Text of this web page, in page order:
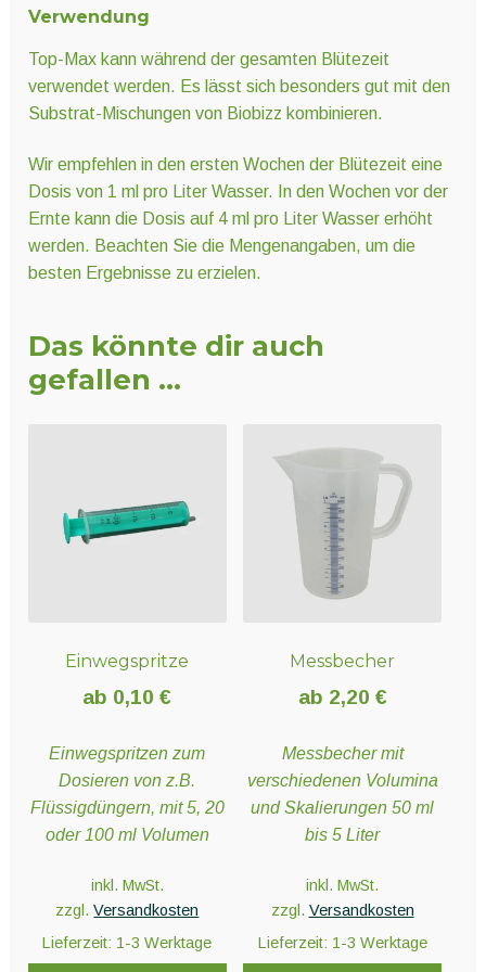
Verwendung
Top-Max kann während der gesamten Blütezeit
verwendet werden. Es lässt sich besonders gut mit den
Substrat-Mischungen von Biobizz kombinieren.
Wir empfehlen in den ersten Wochen der Blütezeit eine
Dosis von 1 ml pro Liter Wasser. In den Wochen vor der
Ernte kann die Dosis auf 4 ml pro Liter Wasser erhöht
werden. Beachten Sie die Mengenangaben, um die
besten Ergebnisse zu erzielen.
Das könnte dir auch
gefallen …
Einwegspritze
ab 0,10€
Einwegspritzen zum
Dosieren von z.B.
Flüssigdüngern, mit 5, 20
oder 100 ml Volumen
inkl. MwSt.
zzgl.Versandkosten
Lieferzeit: 1-3 Werktage
Messbecher
ab 2,20 €
Messbecher mit
verschiedenen Volumina
und Skalierungen 50 ml
bis 5 Liter
inkl. MwSt.
zzgl. Versandkosten
Lieferzeit: 1-3 Werktage